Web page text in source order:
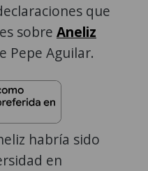
que
sobre Aneliz
Pepe Aguilar.
habría sido
en